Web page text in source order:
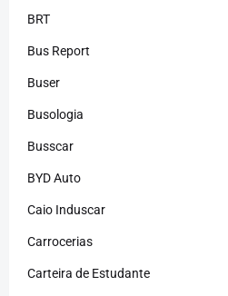
BRT
Bus Report
Buser
Busologia
Busscar
BYD Auto
Caio Induscar
Carrocerias
Carteira de Estudante